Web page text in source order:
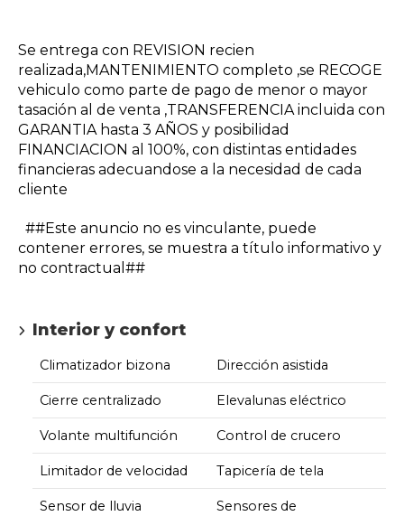
Se entrega con REVISION recien
realizada,MANTENIMIENTO completo ,se RECOGE
vehiculo como parte de pago de menor o mayor
tasación al de venta ,TRANSFERENCIA incluida con
GARANTIA hasta 3 AÑOS y posibilidad
FINANCIACION al 100%, con distintas entidades
financieras adecuandose a la necesidad de cada
cliente
##Este anuncio no es vinculante, puede
contener errores, se muestra a título informativo y
no contractual##
Interior y confort
Climatizador bizona Dirección asistida
Cierre centralizado Elevalunas eléctrico
Volante multifunción Control de crucero
Limitador de velocidad Tapicería de tela
Sensor de lluvia
Sensores de